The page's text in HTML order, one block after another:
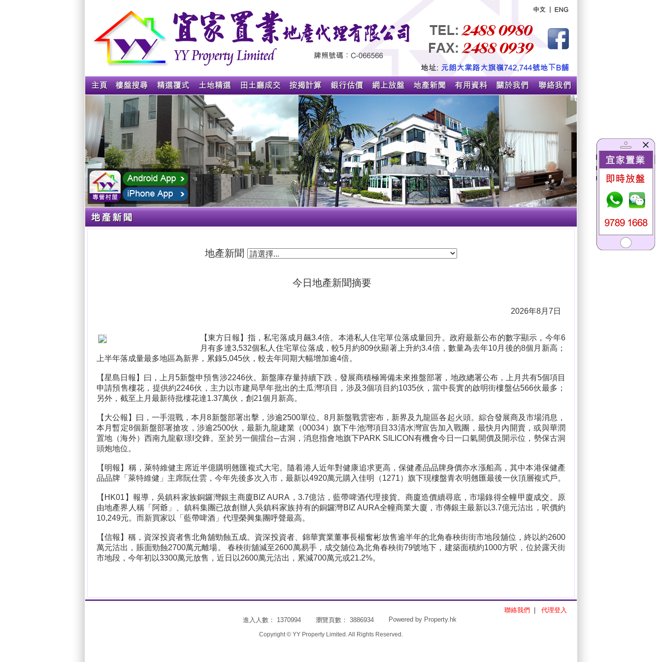
地產新聞
今日地產新聞摘要
2026年8月7日
【東方日報】指，私宅落成月飆3.4倍。本港私人住宅單位落成量回升。政府最新公布的數字顯示，今年6
月有多達3,532個私人住宅單位落成，較5月約809伙顯著上升約3.4倍，數量為去年10月後的8個月新高；
上半年落成量最多地區為新界，累錄5,045伙，較去年同期大幅增加逾4倍。
【星島日報】曰，上月5新盤申預售涉2246伙。新盤庫存量持續下跌，發展商積極籌備未來推盤部署，地政總署公布，上月共有5個項目
申請預售樓花，提供約2246伙，主力以市建局早年批出的土瓜灣項目，涉及3個項目約1035伙，當中長實的啟明街樓盤佔566伙最多；
另外，截至上月最新待批樓花達1.37萬伙，創21個月新高。
【大公報】曰，一手混戰，本月8新盤部署出擊，涉逾2500單位。8月新盤戰雲密布，新界及九龍區各起火頭。綜合發展商及市場消息，
本月暫定8個新盤部署搶攻，涉逾2500伙，最新九龍建業（00034）旗下牛池灣項目33清水灣宣告加入戰團，最快月內開賣，或與華潤
置地（海外）西南九龍叡璟Ⅰ交鋒。至於另一個擂台─古洞，消息指會地旗下PARK SILICON有機會今日一口氣開價及開示位，勢保古洞
頭炮地位。
【明報】稱，萊特維健主席近半億購明翹匯複式大宅。隨着港人近年對健康追求更高，保健產品品牌身價亦水漲船高，其中本港保健產
品品牌「萊特維健」主席阮仕雲，今年先後多次入市，最新以4920萬元購入佳明（1271）旗下現樓盤青衣明翹匯最後一伙頂層複式戶。
【HK01】報導，吳鎮科家族銅鑼灣銀主商廈BIZ AURA，3.7億沽，藍帶啤酒代理接貨。商廈造價續尋底，市場錄得全幢甲廈成交。原
由地產界人稱「阿爺」、鎮科集團已故創辦人吳鎮科家族持有的銅鑼灣BIZ AURA全幢商業大廈，市傳銀主最新以3.7億元沽出，呎價約
10,249元。而新買家以「藍帶啤酒」代理榮興集團呼聲最高。
【信報】稱，資深投資者售北角舖勁蝕五成。資深投資者、錦華實業董事長楊奮彬放售逾半年的北角春秧街街市地段舖位，終以約2600
萬元沽出，賬面勁蝕2700萬元離場。 春秧街舖減至2600萬易手，成交舖位為北角春秧街79號地下，建築面積約1000方呎，位於露天街
市地段，今年初以3300萬元放售，近日以2600萬元沽出，累減700萬元或21.2%。
聯絡我們
代理登入
進入人數： 1370994
瀏覽頁數： 3886934 Powered by Property.hk
Copyright © YY Property Limited. All Rights Reserved.